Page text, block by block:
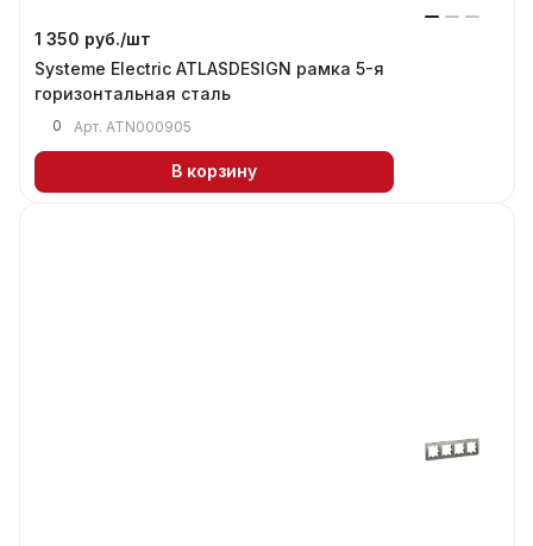
1 350 руб./шт
Systeme Electric ATLASDESIGN рамка 5-я
горизонтальная сталь
0 Арт. ATN000905
В корзину